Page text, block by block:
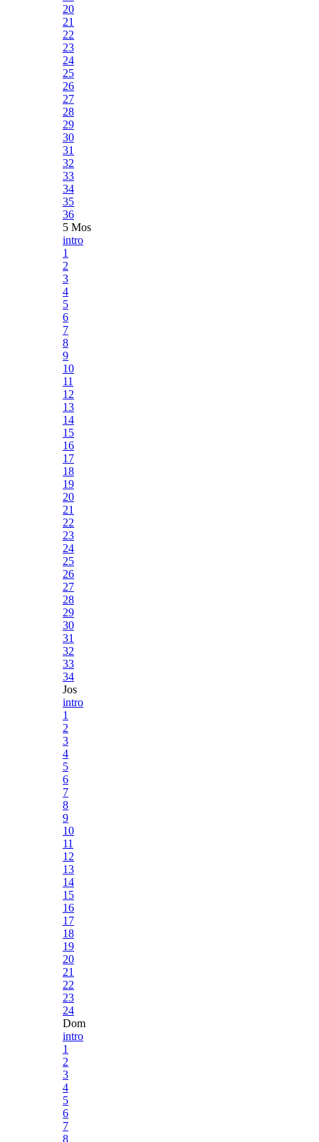
20
21
22
23
24
25
26
27
28
29
30
31
32
33
34
35
36
5 Mos
intro
1
2
3
4
5
6
7
8
9
10
11
12
13
14
15
16
17
18
19
20
21
22
23
24
25
26
27
28
29
30
31
32
33
34
Jos
intro
1
2
3
4
5
6
7
8
9
10
11
12
13
14
15
16
17
18
19
20
21
22
23
24
Dom
intro
1
2
3
4
5
6
7
8